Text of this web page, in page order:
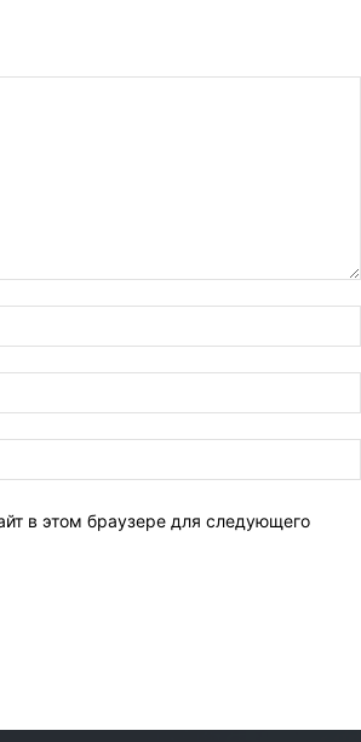
в этом браузере для следующего